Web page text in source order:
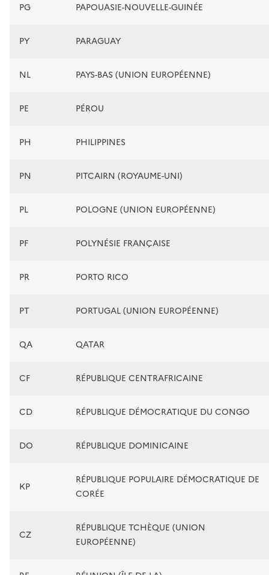
PG PAPOUASIE-NOUVELLE-GUINÉE
PY PARAGUAY
NL PAYS-BAS (UNION EUROPÉENNE)
PE PÉROU
PH PHILIPPINES
PN PITCAIRN (ROYAUME-UNI)
PL POLOGNE (UNION EUROPÉENNE)
PF POLYNÉSIE FRANÇAISE
PR PORTO RICO
PT PORTUGAL (UNION EUROPÉENNE)
QA QATAR
CF RÉPUBLIQUE CENTRAFRICAINE
CD RÉPUBLIQUE DÉMOCRATIQUE DU CONGO
DO RÉPUBLIQUE DOMINICAINE
KP
RÉPUBLIQUE POPULAIRE DÉMOCRATIQUE DE
CORÉE
CZ
RÉPUBLIQUE TCHÈQUE (UNION
EUROPÉENNE)